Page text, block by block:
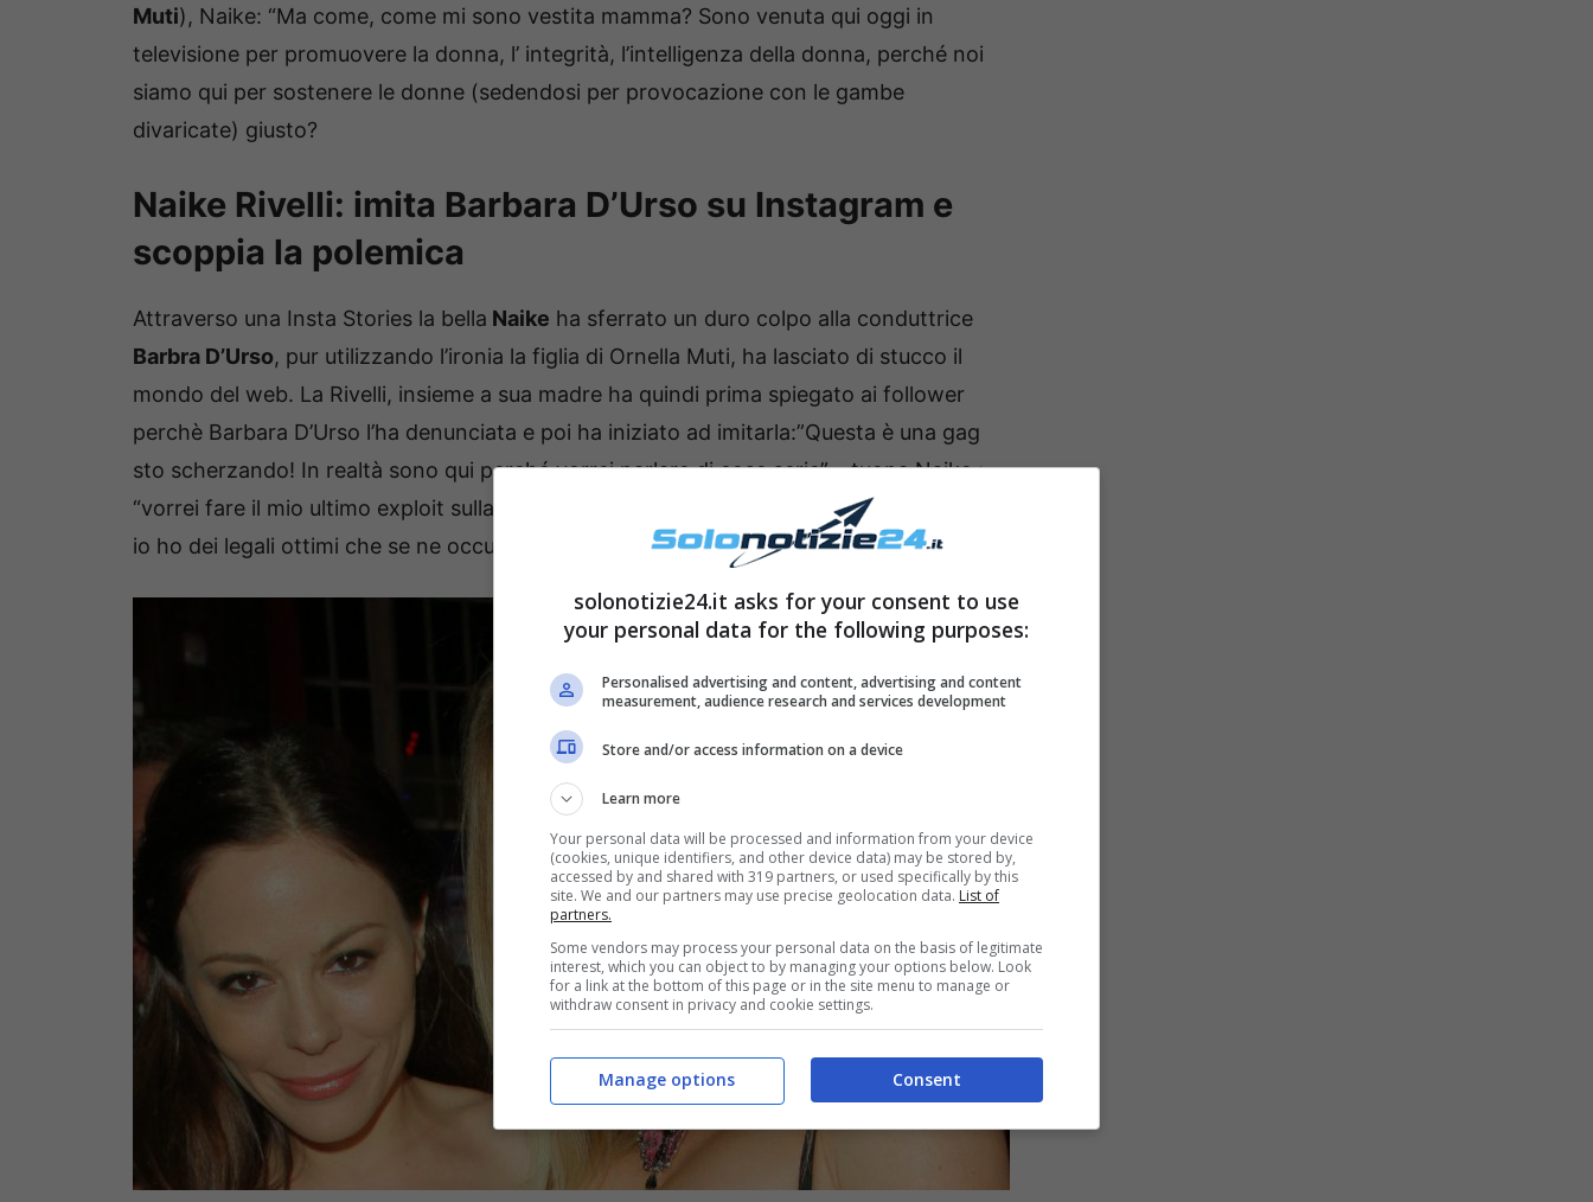
Muti), Naike: “Ma come, come mi sono vestita mamma? Sono venuta qui oggi in
televisione per promuovere la donna, l’ integrità, l’intelligenza della donna, perché noi
siamo qui per sostenere le donne (sedendosi per provocazione con le gambe
divaricate) giusto?
Naike Rivelli: imita Barbara D’Urso su Instagram e
scoppia la polemica
Attraverso una Insta Stories la bella Naike ha sferrato un duro colpo alla conduttrice
Barbra D’Urso, pur utilizzando l’ironia la figlia di Ornella Muti, ha lasciato di stucco il
mondo del web. La Rivelli, insieme a sua madre ha quindi prima spiegato ai follower
perchè Barbara D’Urso l’ha denunciata e poi ha iniziato ad imitarla:”Questa è una gag
sto scherzando! In realtà sono qui perché vorrei parlare di cose serie” – tuona Naike :
“vorrei fare il mio ultimo exploit sulla signora Barbara D’Urso, perché dopodiché anche
io ho dei legali ottimi che se ne occuperanno quindi non ne parlerò più”.
solonotizie24.it asks for your consent to use
your personal data for the following purposes:
Personalised advertising and content, advertising and content
measurement, audience research and services development
Store and/or access information on a device
Learn more
Your personal data will be processed and information from your device
(cookies, unique identifiers, and other device data) may be stored by,
accessed by and shared with 319 partners, or used specifically by this
site. We and our partners may use precise geolocation data. List of
partners.
Some vendors may process your personal data on the basis of legitimate
interest, which you can object to by managing your options below. Look
for a link at the bottom of this page or in the site menu to manage or
withdraw consent in privacy and cookie settings.
Consent
Manage options